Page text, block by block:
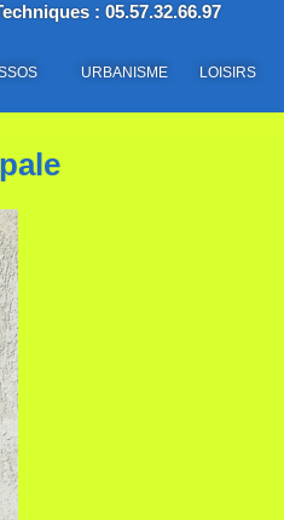
: 05.57.32.66.97
URBANISME LOISIRS